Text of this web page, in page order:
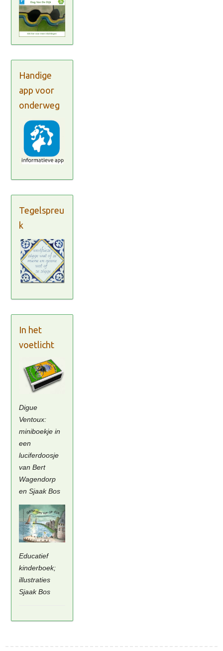
Handige
app voor
onderweg
Tegelspreu
k
In het
voetlicht
Digue
Ventoux:
miniboekje in
een
luciferdoosje
van Bert
Wagendorp
en Sjaak Bos
Educatief
kinderboek;
illustraties
Sjaak Bos